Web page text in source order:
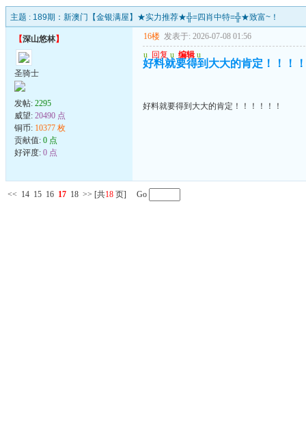
主题 : 189期：新澳门【金银满屋】★实力推荐★╬=四肖中特=╬★致富~！
【深山悠林】
圣骑士
发帖: 2295
威望: 20490 点
铜币: 10377 枚
贡献值: 0 点
好评度: 0 点
16楼 发表于: 2026-07-08 01:56
u 回复 u 编辑 u
好料就要得到大大的肯定！！！
好料就要得到大大的肯定！！！！！！
<< 14 15 16 17 18 >> [共18 页] Go